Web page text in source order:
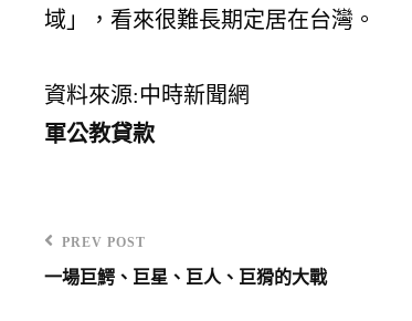
域」，看來很難長期定居在台灣。
資料來源:中時新聞網
軍公教貸款
Previous
Post
PREV POST
一場巨鰐、巨星、巨人、巨猾的大戰